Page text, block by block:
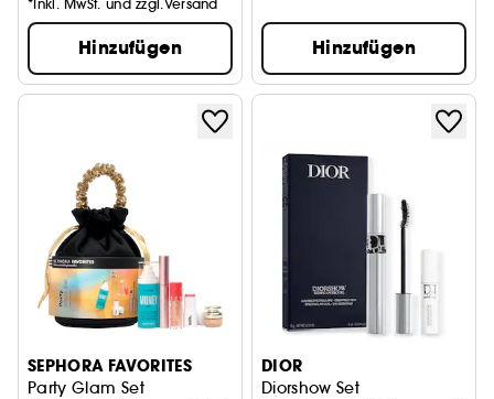
*Inkl. MwSt. und zzgl.Versand
Hinzufügen Hinzufügen
SEPHORA FAVORITES
Party Glam Set
DIOR
Diorshow Set